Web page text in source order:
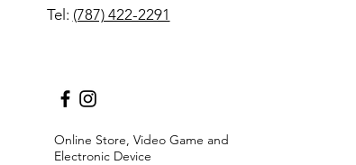
Tel: (787) 422-2291
Online Store, Video Game and
Electronic Device